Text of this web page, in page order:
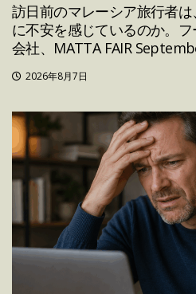
訪日前のマレーシア旅行者
に不安を感じているのか。
会社、MATTA FAIR
2026年8月7日